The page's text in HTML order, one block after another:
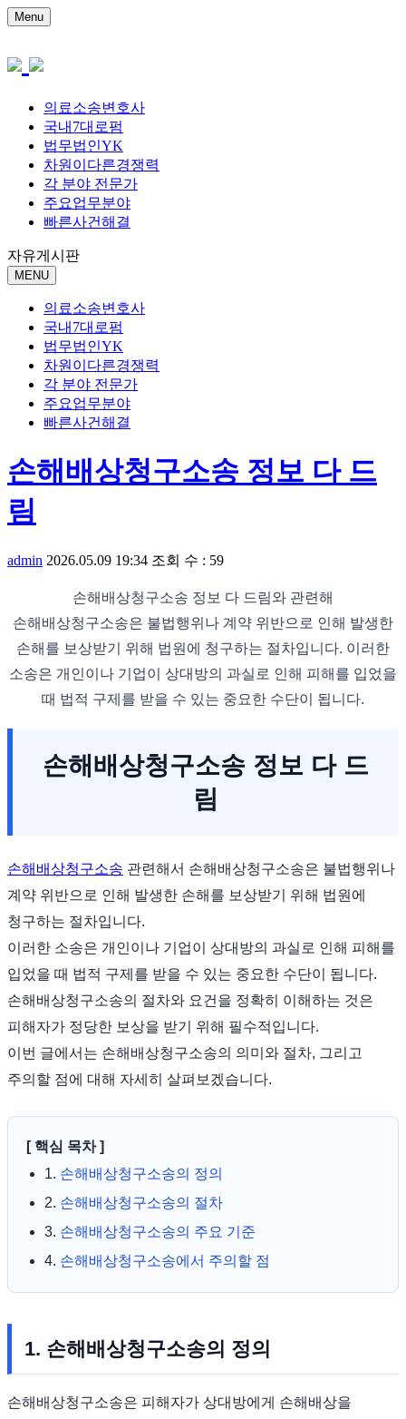
Menu
의료소송변호사
국내7대로펌
법무법인YK
차원이다른경쟁력
각 분야 전문가
주요업무분야
빠른사건해결
자유게시판
MENU
의료소송변호사
국내7대로펌
법무법인YK
차원이다른경쟁력
각 분야 전문가
주요업무분야
빠른사건해결
손해배상청구소송 정보 다 드
림
admin 2026.05.09 19:34 조회 수 : 59
손해배상청구소송 정보 다 드림와 관련해
손해배상청구소송은 불법행위나 계약 위반으로 인해 발생한
손해를 보상받기 위해 법원에 청구하는 절차입니다. 이러한
소송은 개인이나 기업이 상대방의 과실로 인해 피해를 입었을
때 법적 구제를 받을 수 있는 중요한 수단이 됩니다.
손해배상청구소송 정보 다 드
림
손해배상청구소송 관련해서 손해배상청구소송은 불법행위나
계약 위반으로 인해 발생한 손해를 보상받기 위해 법원에
청구하는 절차입니다.
이러한 소송은 개인이나 기업이 상대방의 과실로 인해 피해를
입었을 때 법적 구제를 받을 수 있는 중요한 수단이 됩니다.
손해배상청구소송의 절차와 요건을 정확히 이해하는 것은
피해자가 정당한 보상을 받기 위해 필수적입니다.
이번 글에서는 손해배상청구소송의 의미와 절차, 그리고
주의할 점에 대해 자세히 살펴보겠습니다.
[ 핵심 목차 ]
1. 손해배상청구소송의 정의
2. 손해배상청구소송의 절차
3. 손해배상청구소송의 주요 기준
4. 손해배상청구소송에서 주의할 점
1. 손해배상청구소송의 정의
손해배상청구소송은 피해자가 상대방에게 손해배상을